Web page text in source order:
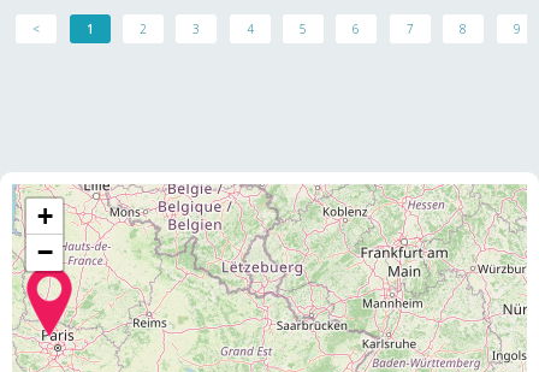
< 1 2 3 4 5 6 7 8 9
+
−